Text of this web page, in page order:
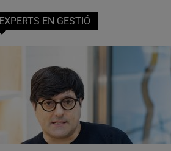
EXPERTS EN GESTIÓ